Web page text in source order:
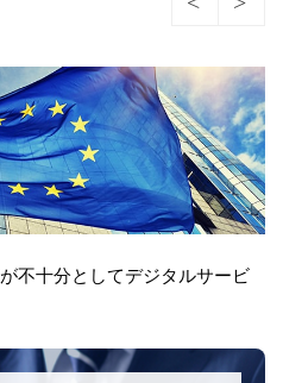
不十分としてデジタルサービ